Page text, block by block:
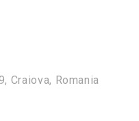
Craiova, Romania